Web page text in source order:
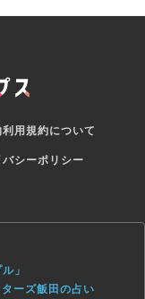
利用規約について
バシーポリシー
」
ーズ飯田の占い